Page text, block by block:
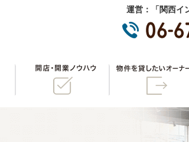
運営：「関西
物件一覧 開店・開業ノウハウ